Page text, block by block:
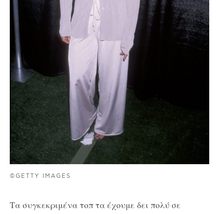
©GETTY IMAGES
Τα συγκεκριμένα τοπ τα έχουμε δει πολύ σε